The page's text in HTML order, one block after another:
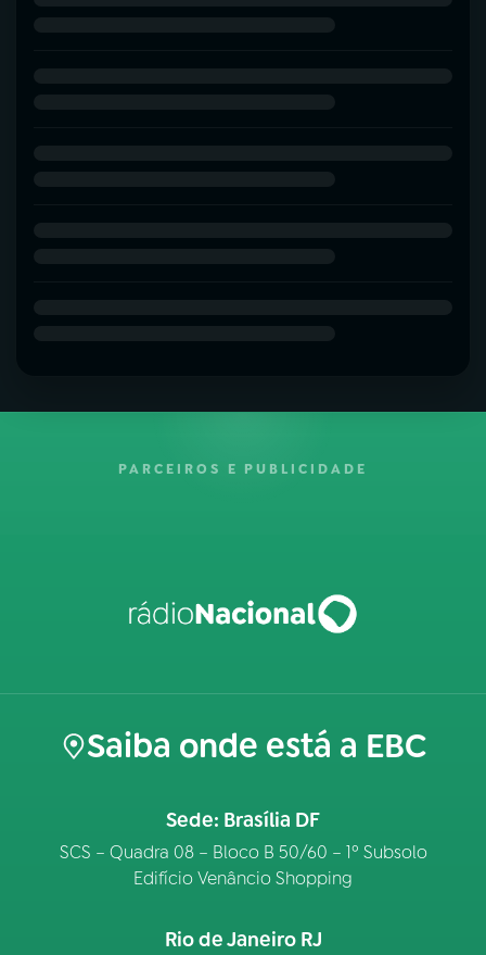
PARCEIROS E PUBLICIDADE
Saiba onde está a EBC
Sede: Brasília DF
SCS – Quadra 08 – Bloco B 50/60 – 1º Subsolo
Edifício Venâncio Shopping
Rio de Janeiro RJ